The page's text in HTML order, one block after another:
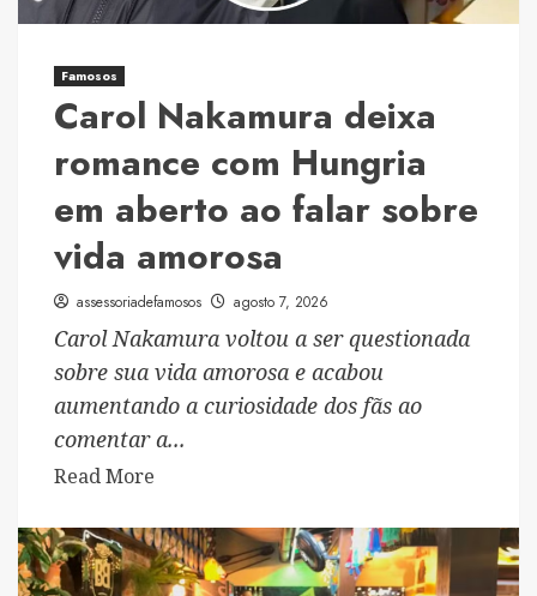
educação
Carol
Dantas
Famosos
Carol Nakamura deixa
romance com Hungria
em aberto ao falar sobre
vida amorosa
assessoriadefamosos agosto 7, 2026
Carol Nakamura voltou a ser questionada
sobre sua vida amorosa e acabou
aumentando a curiosidade dos fãs ao
comentar a...
Read More
about
Carol